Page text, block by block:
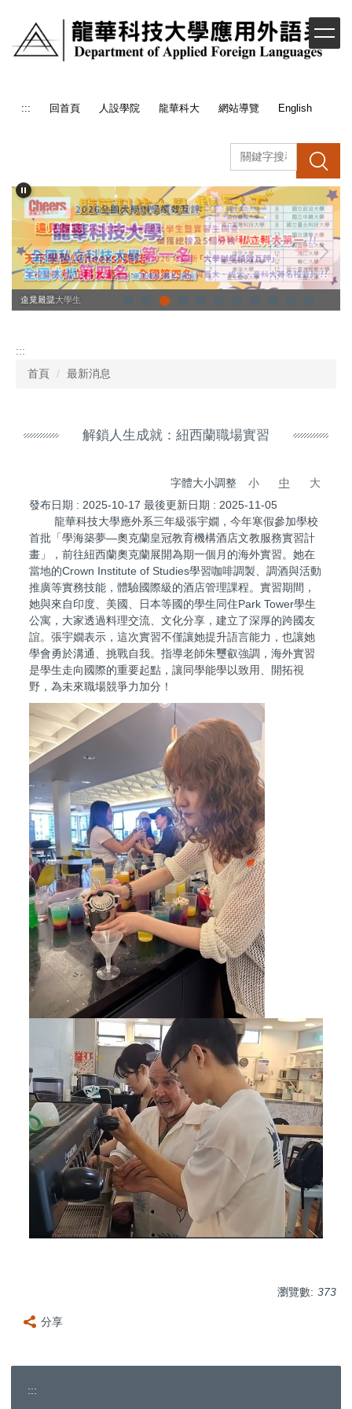
主
要
::: 回首頁 人設學院 龍華科大 網站導覽 English
搜 尋
遠見雜誌
企業最愛大學生
:::
首頁
最新消息
解鎖人生成就：紐西蘭職場實習
字體大小調整 小 中
大
發布日期 : 2025-10-17 最後更新日期 : 2025-11-05
龍華科技大學應外系三年級張宇嫺，今年寒假參加學校
首批「學海築夢—奧克蘭皇冠教育機構酒店文教服務實習計
畫」，前往紐西蘭奧克蘭展開為期一個月的海外實習。她在
當地的Crown Institute of Studies學習咖啡調製、調酒與活動
推廣等實務技能，體驗國際級的酒店管理課程。實習期間，
她與來自印度、美國、日本等國的學生同住Park Tower學生
公寓，大家透過料理交流、文化分享，建立了深厚的跨國友
誼。張宇嫺表示，這次實習不僅讓她提升語言能力，也讓她
學會勇於溝通、挑戰自我。指導老師朱璽叡強調，海外實習
是學生走向國際的重要起點，讓同學能學以致用、開拓視
野，為未來職場競爭力加分！
瀏覽數: 373
分享
:::